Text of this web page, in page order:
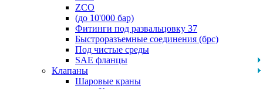
ZCO
(до 10'000 бар)
Фитинги под развальцовку 37
Быстроразъемные соединения (брс)
Под чистые среды
SAE фланцы
Клапаны
Шаровые краны